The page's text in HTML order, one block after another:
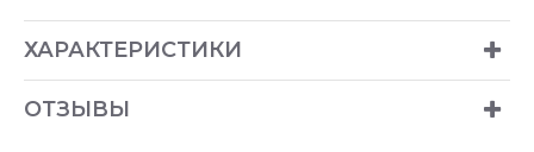
используемые в механизме секрета,
устойчивость, а также длительный срок службы
ХАРАКТЕРИСТИКИ
ОТЗЫВЫ